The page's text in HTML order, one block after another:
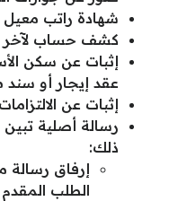
شهادة راتب معيل
كشف حساب لآخر
إثبات عن سكن
عقد إيجار أو سند
إثبات عن
رسالة أصلية
ذلك:
إرفاق رسالة
الطلب